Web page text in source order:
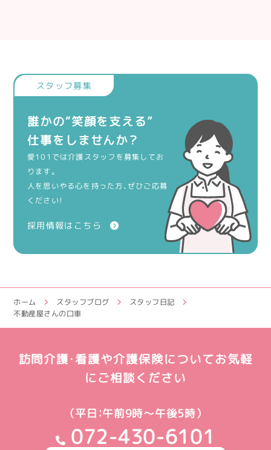
誰かの“笑顔を支える”
仕事をしませんか？
愛101では介護スタッフを募集してお
ります。
人を思いやる心を持った方、ぜひご応募
ください！
採用情報はこちら
ホーム スタッフブログ
スタッフ日記
不動産屋さんの口車
訪問介護・看護や介護保険についてお気軽
にご相談ください
（平日：午前9時～午後5時）
072-430-6101